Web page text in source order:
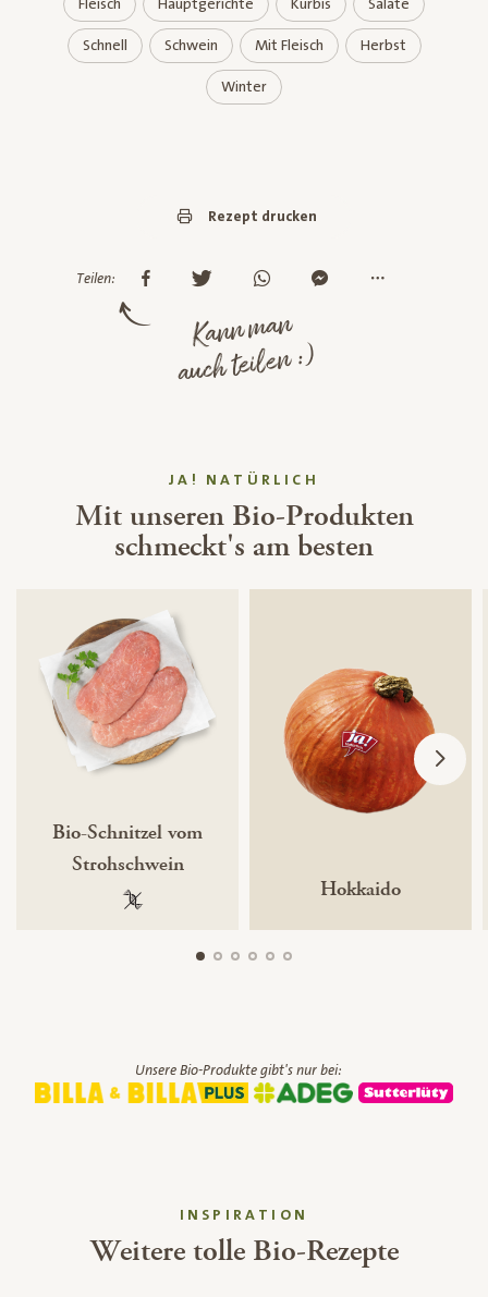
Fleisch Hauptgerichte Kürbis Salate
Schnell Schwein Mit Fleisch Herbst
Winter
Rezept drucken
Teilen:
Kann man
auch teilen :)
JA! NATÜRLICH
Mit unseren Bio-Produkten
schmeckt's am besten
Bio-Schnitzel vom
Strohschwein
100 % gentechnikfrei Hokkaido
Unsere Bio-Produkte gibt's nur bei:
INSPIRATION
Weitere tolle Bio-Rezepte